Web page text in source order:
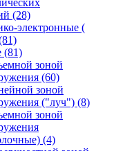
(28)
электронные (
(81)
зоной
(60)
зоной
("луч") (8)
зоной
(4)